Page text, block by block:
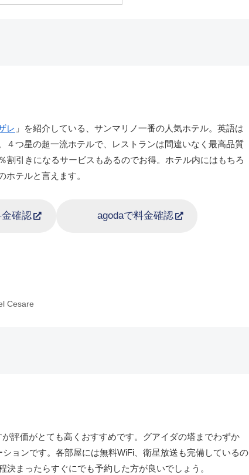
レ 」を紹介している、サンマリノ一番の人気ホテル。英語は
つ星の超一流ホテルで、レストランは間違いなく最高品質
引きになるサービスもあるのでお得。ホテル内にはもちろ
テルと言えます。
金確認 agodaで料金確認
Cesare
評価がとても高くおすすめです。グアイダの塔までわずか
ョンです。各部屋には無料WiFi、衛星放送も完備しているの
まったらすぐにでも予約した方が良いでしょう。